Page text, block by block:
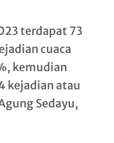
terdapat 73
cuaca
kemudian
kejadian atau
Sedayu,